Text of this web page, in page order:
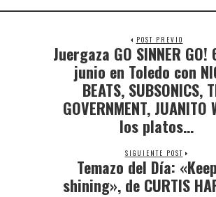
POST PREVIO
Juergaza GO SINNER GO!
junio en Toledo con
BEATS, SUBSONICS,
GOVERNMENT, JUANITO
los platos…
SIGUIENTE POST
Temazo del Día:
shining», de CURTIS